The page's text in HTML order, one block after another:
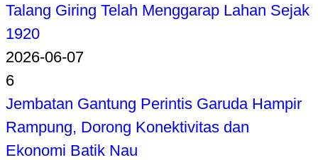
Talang Giring Telah Menggarap Lahan Sejak
1920
2026-06-07
6
Jembatan Gantung Perintis Garuda Hampir
Rampung, Dorong Konektivitas dan
Ekonomi Batik Nau